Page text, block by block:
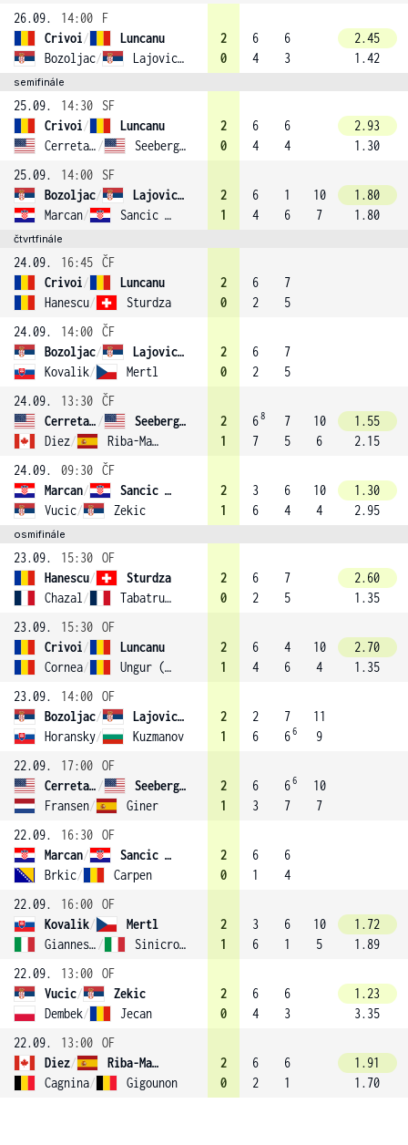
26.09.
14:00
F
Crivoi/
Luncanu
Bozoljac/ Lajovic (3)
2
0
6
4
6
3
2.45
1.42
semifinále
25.09. 14:30
SF
Crivoi/
Luncanu
Cerretani / Seeberger (2)
2
0
6
4
6
4
2.93
1.30
25.09.
14:00
SF
Bozoljac/
Lajovic (3)
Marcan/ Sancic (1)
2
1
6
4
1
6
10
7
1.80
1.80
čtvrtfinále
24.09. 16:45 ČF
Crivoi/
Luncanu
Hanescu/ Sturdza
2
0
6
2
7
5
24.09.
14:00 ČF
Bozoljac/
Lajovic (3)
Kovalik/ Mertl
2
0
6
2
7
5
24.09.
13:30 ČF
Cerretani /
Seeberger (2)
Diez/ Riba-Madrid
2
1
68
7
7
5
10
6
1.55
2.15
24.09.
09:30 ČF
Marcan/
Sancic (1)
Vucic/ Zekic
2
1
3
6
6
4
10
4
1.30
2.95
osmifinále
23.09. 15:30 OF
Hanescu/
Sturdza
Chazal / Tabatruong
2
0
6
2
7
5
2.60
1.35
23.09.
15:30 OF
Crivoi/
Luncanu
Cornea/ Ungur (4)
2
1
6
4
4
6
10
4
2.70
1.35
23.09.
14:00 OF
Bozoljac/
Lajovic (3)
Horansky/ Kuzmanov
2
1
2
6
7
66
11
9
22.09.
17:00 OF
Cerretani /
Seeberger (2)
Fransen/ Giner
2
1
6
3
66
7
10
7
22.09.
16:30 OF
Marcan/
Sancic (1)
Brkic/ Carpen
2
0
6
1
6
4
22.09.
16:00 OF
Kovalik/
Mertl
Giannessi / Sinicropi
2
1
3
6
6
1
10
5
1.72
1.89
22.09.
13:00 OF
Vucic/
Zekic
Dembek/ Jecan
2
0
6
4
6
3
1.23
3.35
22.09.
13:00 OF
Diez/
Riba-Madrid
Cagnina/ Gigounon
2
0
6
2
6
1
1.91
1.70